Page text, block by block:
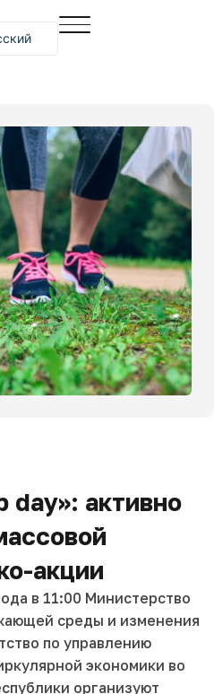
O‘zbekcha
day»: активно
акции
в 11:00 Министерство
среды и изменения
по управлению
экономики во
организуют